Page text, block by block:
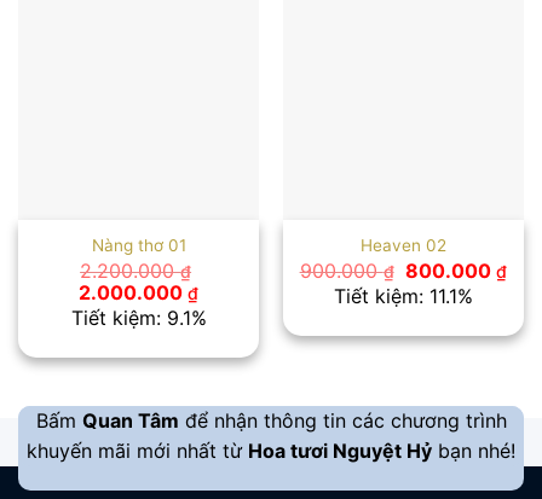
Nàng thơ 01
2.200.000₫
Giá
gốc
là:
2.000.000 ₫Giá
hiện
tại
2.000.000 ₫.
Tiết kiệm: 9.1%
Heaven 02
900.000₫ Giá
gốc
là:
800.000₫Giá
là:
Tiết kiệm: 11.1%
Bấm Quan Tâm để nhận thông tin các chương trình
khuyến mãi mới nhất từ Hoa tươi Nguyệt Hỷ bạn nhé!